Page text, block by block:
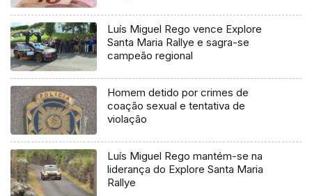
Luís Miguel Rego vence Explore
Santa Maria Rallye e sagra-se
campeão regional
Homem detido por crimes de
coação sexual e tentativa de
violação
Luís Miguel Rego mantém-se na
liderança do Explore Santa Maria
Rallye